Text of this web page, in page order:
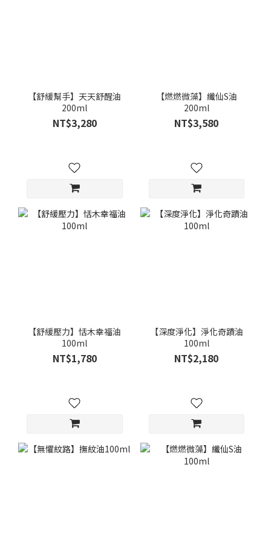
【舒緩幫手】天天舒醒油
200ml
NT$3,280
【燃燃微藻】纖仙S油
200ml
NT$3,580
【舒緩壓力】恬木幸福油
100ml
NT$1,780
【深度淨化】淨化奇蹟油
100ml
NT$2,180